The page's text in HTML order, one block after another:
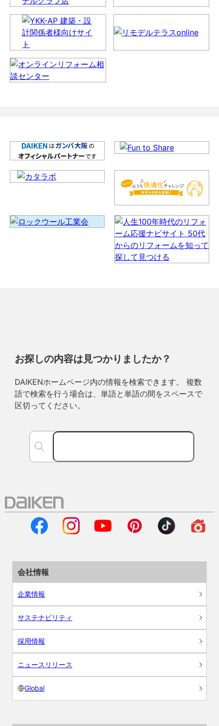
お探しの内容は見つかりましたか？
DAIKENホームページ内の情報を検索できます。 複数
語で検索を行う場合は、単語と単語の間をスペースで
区切ってください。
会社情報
企業情報
サステナビリティ
採用情報
ニュースリリース
Global